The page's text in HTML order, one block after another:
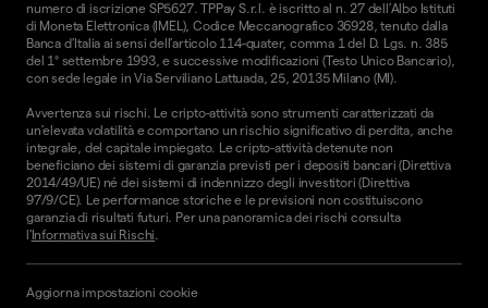
numero di iscrizione SP5627. TPPay S.r.l. è iscritto al n. 27 dell’Albo Istituti
di Moneta Elettronica (IMEL), Codice Meccanografico 36928, tenuto dalla
Banca d’Italia ai sensi dell’articolo 114-quater, comma 1 del D. Lgs. n. 385
del 1° settembre 1993, e successive modificazioni (Testo Unico Bancario),
con sede legale in Via Serviliano Lattuada, 25, 20135 Milano (MI).
Avvertenza sui rischi. Le cripto-attività sono strumenti caratterizzati da
un'elevata volatilità e comportano un rischio significativo di perdita, anche
integrale, del capitale impiegato. Le cripto-attività detenute non
beneficiano dei sistemi di garanzia previsti per i depositi bancari (Direttiva
2014/49/UE) né dei sistemi di indennizzo degli investitori (Direttiva
97/9/CE). Le performance storiche e le previsioni non costituiscono
garanzia di risultati futuri. Per una panoramica dei rischi consulta
l'Informativa sui Rischi.
Aggiorna impostazioni cookie